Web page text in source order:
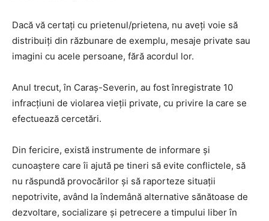
Dacă vă certați cu prietenul/prietena, nu aveți voie să
distribuiți din răzbunare de exemplu, mesaje private sau
imagini cu acele persoane, fără acordul lor.
Anul trecut, în Caraș-Severin, au fost înregistrate 10
infracțiuni de violarea vieții private, cu privire la care se
efectuează cercetări.
Din fericire, există instrumente de informare și
cunoaștere care îi ajută pe tineri să evite conflictele, să
nu răspundă provocărilor și să raporteze situații
nepotrivite, având la îndemână alternative sănătoase de
dezvoltare, socializare și petrecere a timpului liber în